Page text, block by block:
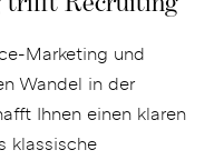
Marketing und
Wandel in der
Ihnen einen klaren
klassische